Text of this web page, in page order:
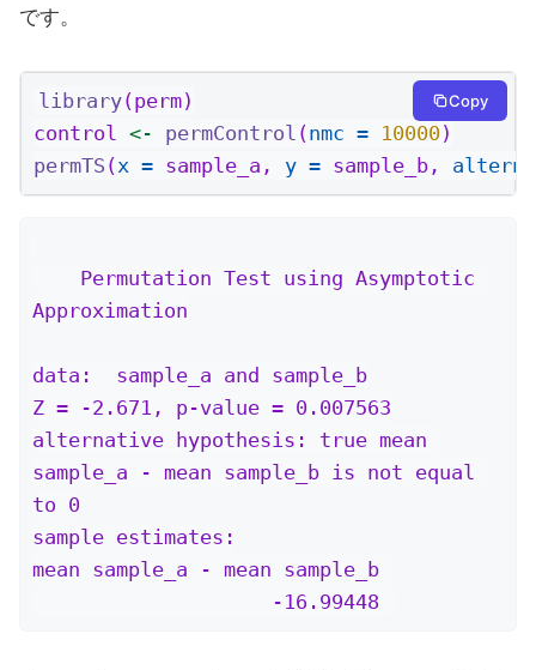
です。
library(perm)
control <- permControl (nmc = 10000)
permTS (x = sample_a, y = sample_b,
Copy
Approximation
data:  sample_a and sample_b
Z = -2.671, p-value = 0.007563
alternative hypothesis: true mean
sample_a - mean sample_b is not equal
to 0
sample estimates:
mean sample_a - mean sample_b
                    -16.99448